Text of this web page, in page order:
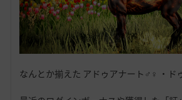
なんとか揃えた アドゥアナート♂♀ ・ド